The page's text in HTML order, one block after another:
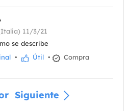
11/3/21
se describe
• Útil •
Compra
Siguiente